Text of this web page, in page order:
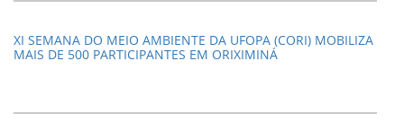
XI SEMANA DO MEIO AMBIENTE DA UFOPA (CORI) MOBILIZA
MAIS DE 500 PARTICIPANTES EM ORIXIMINÁ